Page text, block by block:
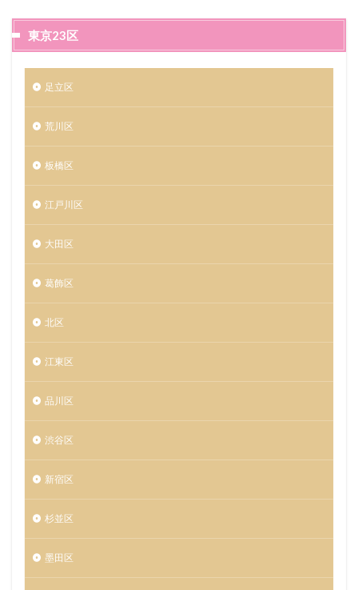
東京23区
足立区
荒川区
板橋区
江戸川区
大田区
葛飾区
北区
江東区
品川区
渋谷区
新宿区
杉並区
墨田区